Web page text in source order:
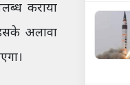
कराया
अलावा